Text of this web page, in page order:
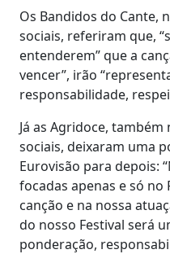
Os Bandidos do Cante,
sociais, referiram que,
entenderem” que a
vencer”, irão
responsabilidade,
Já as Agridoce,
sociais, deixaram uma
Eurovisão para depois:
focadas apenas e só no
canção e na nossa
do nosso Festival será
ponderação,